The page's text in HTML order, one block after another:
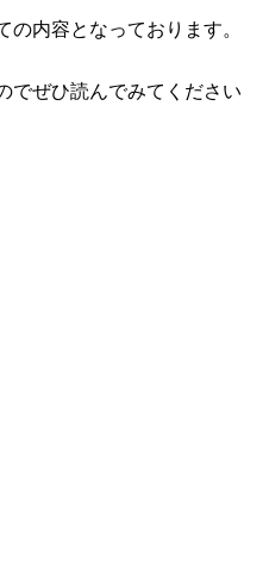
内容となっております。
でぜひ読んでみてください